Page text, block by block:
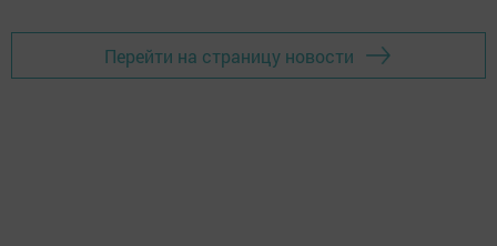
Перейти на страницу новости